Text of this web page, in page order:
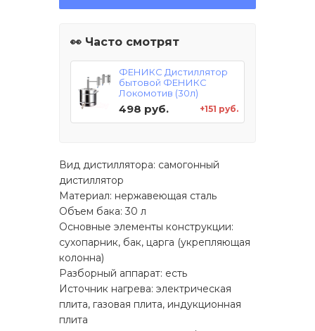
👀 Часто смотрят
ФЕНИКС Дистиллятор
бытовой ФЕНИКС
Локомотив (30л)
498 руб. +151 руб.
Вид дистиллятора: самогонный
дистиллятор
Материал: нержавеющая сталь
Объем бака: 30 л
Основные элементы конструкции:
сухопарник, бак, царга (укрепляющая
колонна)
Разборный аппарат: есть
Источник нагрева: электрическая
плита, газовая плита, индукционная
плита